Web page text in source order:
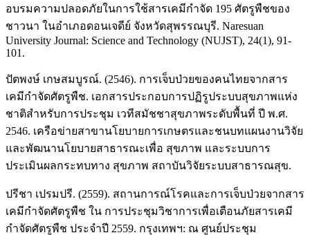
อบรมความปลอดภัยในการใช้สารเคมีกำจัด 195 ศัตรูพืชของ
ชาวนา ในอำเภอดอนเจดีย์ จังหวัดสุพรรณบุรี. Naresuan
University Journal: Science and Technology (NUJST), 24(1), 91-
101.
ปัตพงษ์ เกษสมบูรณ์. (2546). การเจ็บป่วยของคนไทยจากสาร
เคมีกำจัดศัตรูพืช. เอกสารประกอบการปฏิรูประบบสุขภาพแห่ง
ชาติสำหรับการประชุม เวทีสมัชชาสุขภาพระดับพื้นที่ ปี พ.ศ.
2546. เครือข่ายสาขานโยบายการเกษตรและชนบทแผนงานวิจัย
และพัฒนานโยบายสาธารณะเพื่อ สุขภาพ และระบบการ
ประเมินผลกระทบทาง สุขภาพ สถาบันวิจัยระบบสาธารณสุข.
ปรีชา เปรมปรี. (2559). สถานการณ์โรคและการเจ็บป่วยจากสาร
เคมีกำจัดศัตรูพืช ใน การประชุมวิชาการเพื่อเตือนภัยสารเคมี
กำจัดศัตรูพืช ประจำปี 2559. กรุงเทพฯ: ณ ศูนย์ประชุม